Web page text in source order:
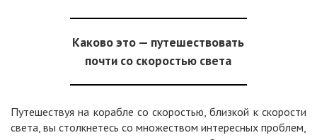
Каково это — путешествовать
почти со скоростью света
Путешествуя на корабле со скоростью, близкой к скорости
света, вы столкнетесь со множеством интересных проблем,